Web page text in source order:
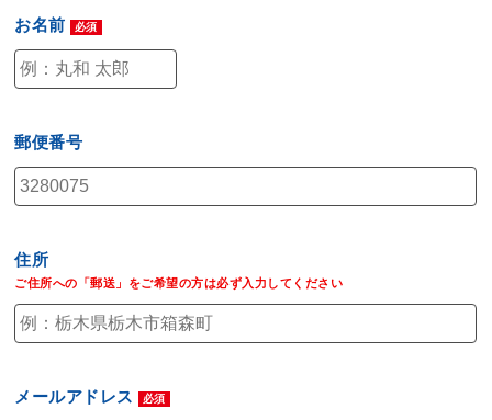
お名前
郵便番号
住所
ご住所への「郵送」 をご希望の方は必ず入力 してください
メールアドレス